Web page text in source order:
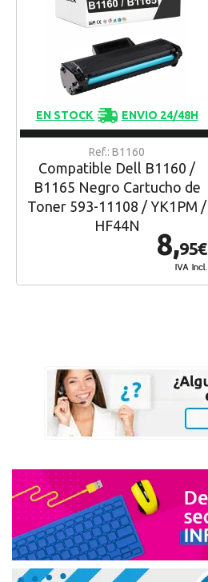
EN STOCK ENVIO 24/48H
Ref.: B1160
Compatible Dell B1160 /
B1165 Negro Cartucho de
Toner 593-11108 / YK1PM /
HF44N
8,95€
IVA Incl.